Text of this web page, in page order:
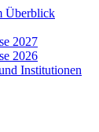
Überblick
2027
2026
Institutionen